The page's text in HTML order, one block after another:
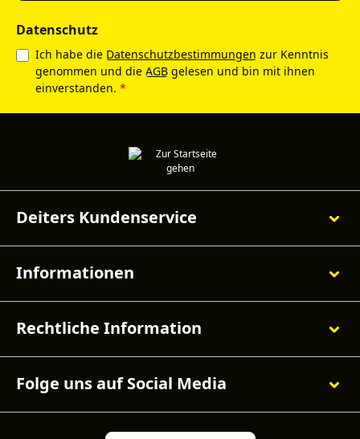
Datenschutz
Ich habe die Datenschutzbestimmungen zur Kenntnis
genommen und die AGB gelesen und bin mit ihnen
einverstanden. *
Deiters Kundenservice
Informationen
Rechtliche Information
Folge uns auf Social Media